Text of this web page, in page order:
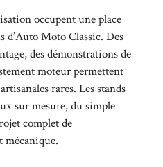
occupent une place
d’Auto Moto Classic. Des
des démonstrations de
moteur permettent
rares. Les stands
sur mesure, du simple
complet de
mécanique.